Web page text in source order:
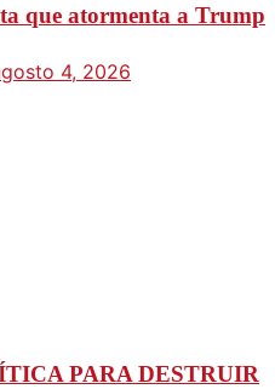
que atormenta a Trump
4, 2026
PARA DESTRUIR